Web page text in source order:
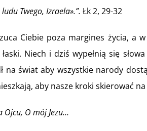
Twego, Izraela».”. Łk 2, 29-32
Ciebie poza margines życia, a
Niech i dziś wypełnią się
na świat aby wszystkie narody
aby nasze kroki skierować
Ojcu, O mój Jezu…